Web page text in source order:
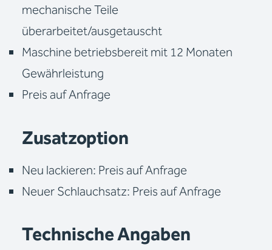
mechanische Teile
überarbeitet/ausgetauscht
Maschine betriebsbereit mit 12 Monaten
Gewährleistung
Preis auf Anfrage
Zusatzoption
Neu lackieren: Preis auf Anfrage
Neuer Schlauchsatz: Preis auf Anfrage
Technische Angaben